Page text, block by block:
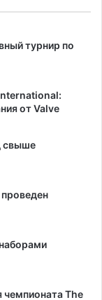
турнир по
от Valve
свыше
чемпионата The